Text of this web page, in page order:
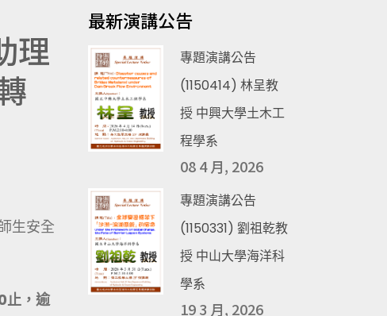
理
生安全
止，逾
最新演講公告
專題演講公告
(1150414) 林呈教
授 中興大學土木工
程學系
08 4 月, 2026
專題演講公告
(1150331) 劉祖乾教
授 中山大學海洋科
學系
19 3 月, 2026